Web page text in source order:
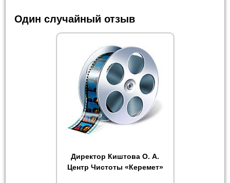
Один случайный отзыв
Директор Киштова О. А.
Центр Чистоты «Керемет»